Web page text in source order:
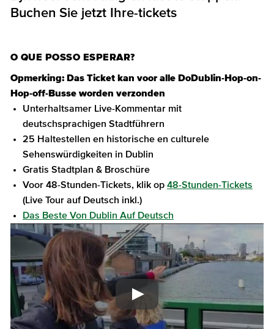
Buchen Sie jetzt Ihre-tickets
O QUE POSSO ESPERAR?
Opmerking: Das Ticket kan voor alle DoDublin-Hop-on-
Hop-off-Busse worden verzonden
Unterhaltsamer Live-Kommentar mit
deutschsprachigen Stadtführern
25 Haltestellen en historische en culturele
Sehenswürdigkeiten in Dublin
Gratis Stadtplan & Broschüre
Voor 48-Stunden-Tickets, klik op 48-Stunden-Tickets
(Live Tour auf Deutsch inkl.)
Das Beste Von Dublin Auf Deutsch